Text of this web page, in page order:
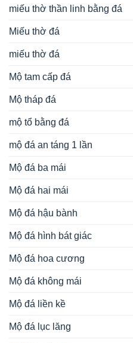
miếu thờ thần linh bằng đá
Miếu thờ đá
miếu thờ đá
Mộ tam cấp đá
Mộ tháp đá
mộ tổ bằng đá
mộ đá an táng 1 lần
Mộ đá ba mái
Mộ đá hai mái
Mộ đá hậu bành
Mộ đá hình bát giác
Mộ đá hoa cương
Mộ đá không mái
Mộ đá liền kề
Mộ đá lục lăng